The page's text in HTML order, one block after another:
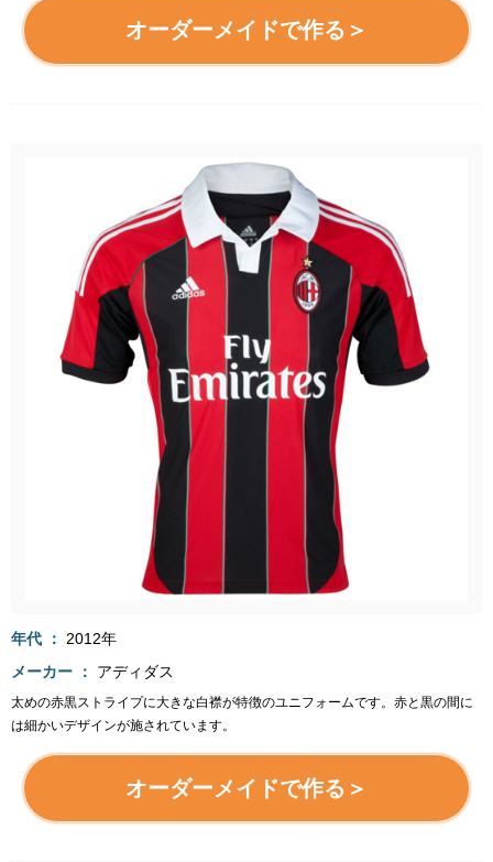
オーダーメイドで作る＞
年代
2012年
メーカー
アディダス
太めの赤黒ストライプに大きな白襟が特徴のユニフォームです。赤と黒の間に
は細かいデザインが施されています。
オーダーメイドで作る＞